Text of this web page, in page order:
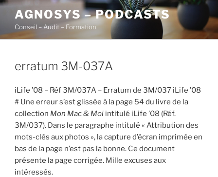
Aller
contenu
principal
AGNOSYS – PODCASTS
Conseil – Audit – Formation
erratum 3M-037A
iLife ’08 – Réf 3M/037A – Erratum de 3M/037 iLife ’08
# Une erreur s’est glissée à la page 54 du livre de la
collection Mon Mac & Moi intitulé iLife ’08 (Réf.
3M/037). Dans le paragraphe intitulé « Attribution des
mots-clés aux photos », la capture d’écran imprimée en
bas de la page n’est pas la bonne. Ce document
présente la page corrigée. Mille excuses aux
intéressés.